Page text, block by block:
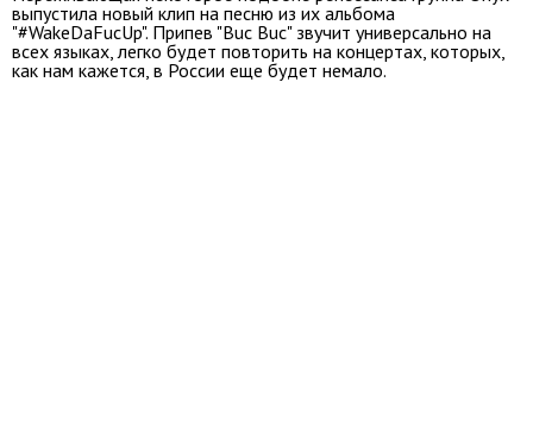
выпустила новый клип на песню из их альбома
"#WakeDaFucUp". Припев "Buc Buc" звучит универсально на
всех языках, легко будет повторить на концертах, которых,
как нам кажется, в России еще будет немало.